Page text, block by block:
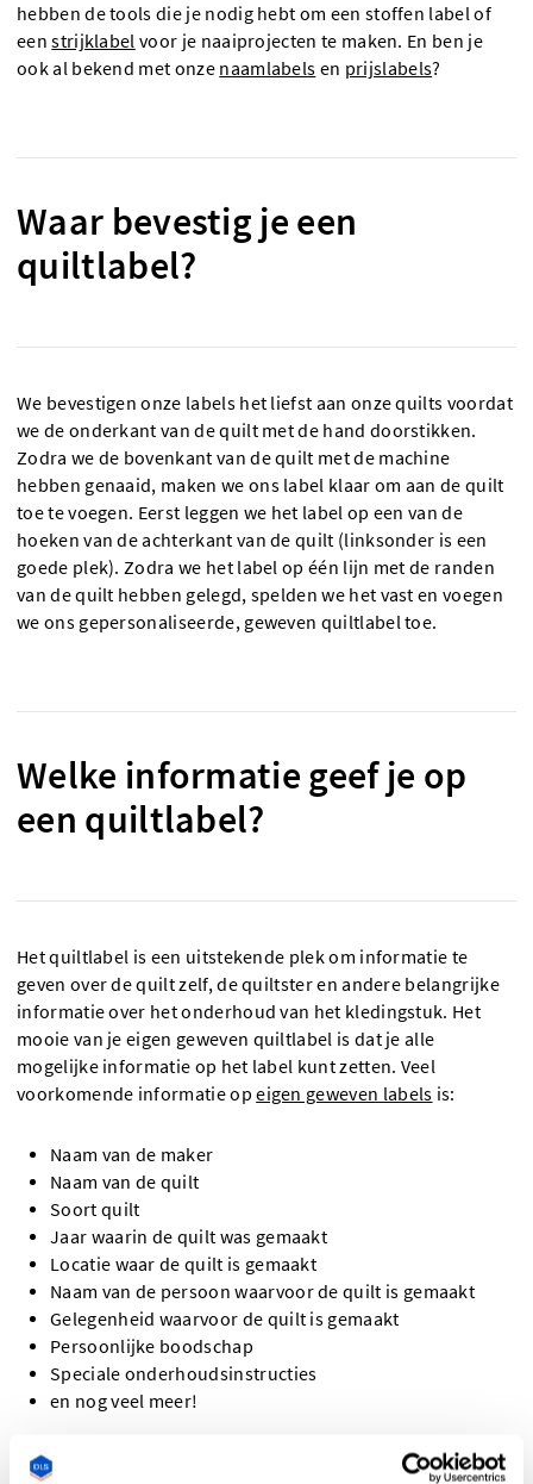
hebben de tools die je nodig hebt om een stoffen label of
eenstrijklabel voor je naaiprojecten te maken. En ben je
ook al bekend met onze naamlabels en prijslabels?
Waar bevestig je een
quiltlabel?
We bevestigen onze labels het liefst aan onze quilts voordat
we de onderkant van de quilt met de hand doorstikken.
Zodra we de bovenkant van de quilt met de machine
hebben genaaid, maken we ons label klaar om aan de quilt
toe te voegen. Eerst leggen we het label op een van de
hoeken van de achterkant van de quilt (linksonder is een
goede plek). Zodra we het label op één lijn met de randen
van de quilt hebben gelegd, spelden we het vast en voegen
we ons gepersonaliseerde, geweven quiltlabel toe.
Welke informatie geef je op
een quiltlabel?
Het quiltlabel is een uitstekende plek om informatie te
geven over de quilt zelf, de quiltster en andere belangrijke
informatie over het onderhoud van het kledingstuk. Het
mooie van je eigen geweven quiltlabel is dat je alle
mogelijke informatie op het label kunt zetten. Veel
voorkomende informatie opeigen geweven labels is:
Naam van de maker
Naam van de quilt
Soort quilt
Jaar waarin de quilt was gemaakt
Locatie waar de quilt is gemaakt
Naam van de persoon waarvoor de quilt is gemaakt
Gelegenheid waarvoor de quilt is gemaakt
Persoonlijke boodschap
Speciale onderhoudsinstructies
en nog veel meer!
Op een quiltlabel moet op z’n minst de naam van de maker